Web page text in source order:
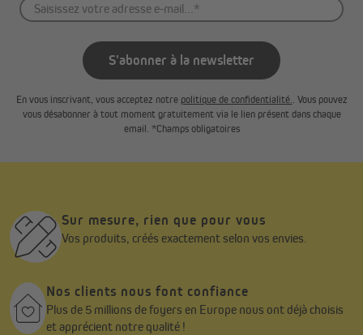
Vers le produit
S'abonner à la newsletter
En vous inscrivant, vous acceptez notre politique de confidentialité. . Vous pouvez
vous désabonner à tout moment gratuitement via le lien présent dans chaque
email. *Champs obligatoires
Sur mesure, rien que pour vous
Vos produits, créés exactement selon vos envies.
Nos clients nous font confiance
Plus de 5 millions de foyers en Europe nous ont déjà choisis
et apprécient notre qualité !